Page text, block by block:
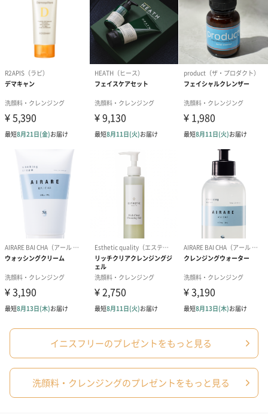
水、グリセリン、ラウリルヒドロキシスルタイン、ス
テアリン酸、PEG-32、水酸化K、パルミチン酸、ラウ
リン酸、ラウリルグルコシド、プロパンジオール、ス
テアリン酸グリセリル、ステアリン酸PEG-100、香
料、ポリクオタニウム-7、1,2-ヘキサンジオール、リ
ナロール、リモネン、EDTA-2Na、ブチルフェニルメ
チルプロパナール、シトロネロール、ヘキシルシンナ
マル、安息香酸Na、エチルヘキシルグリセリン、チャ
葉水、チャ葉エキス、BG、乳酸、エタノール、チャ根
エキス、フェノキシエタノール
商品オプション情報
紙袋
お渡し用の紙袋です。
商品に合わせたサイズをお届けします。
あり（280円）
イニスフリーのプレゼントをもっと見る
洗顔料・クレンジングのプレゼントをもっと見る